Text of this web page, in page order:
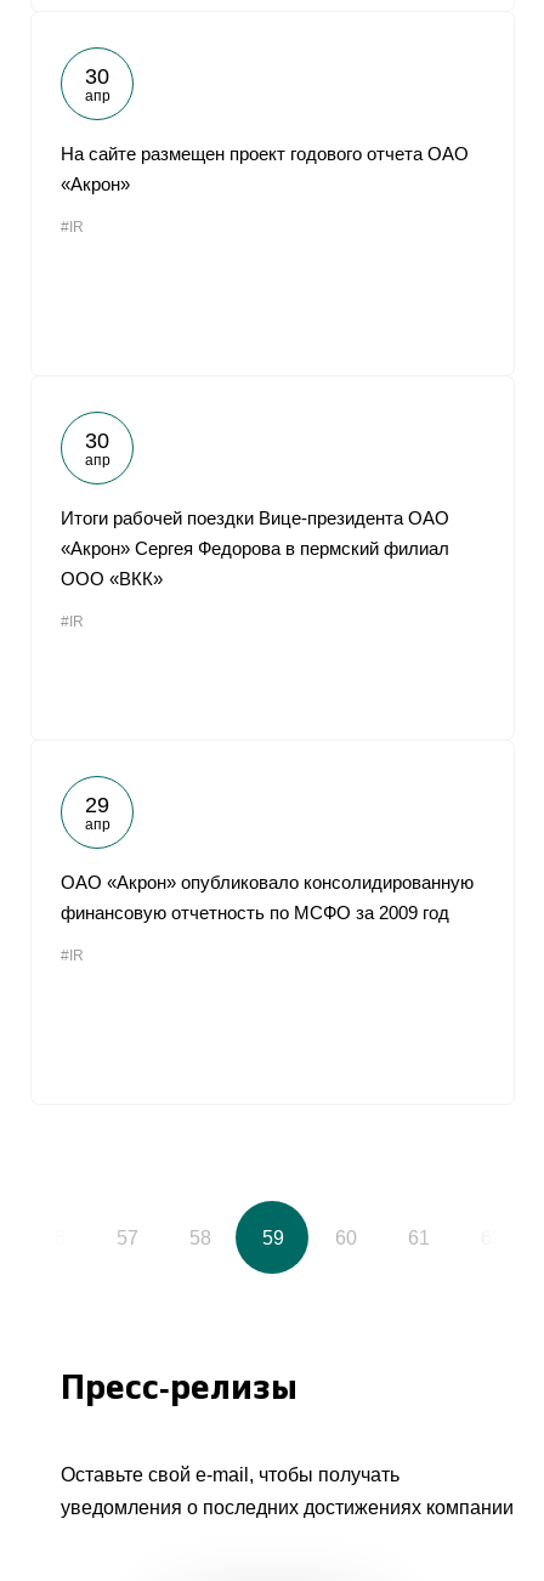
30
апр
На сайте размещен проект годового отчета ОАО
«Акрон»
#IR
30
апр
Итоги рабочей поездки Вице-президента ОАО
«Акрон» Сергея Федорова в пермский филиал
ООО «ВКК»
#IR
29
апр
ОАО «Акрон» опубликовало консолидированную
финансовую отчетность по МСФО за 2009 год
#IR
57 58 59 60 61
Пресс-релизы
Оставьте свой e-mail, чтобы получать
уведомления о последних достижениях компании